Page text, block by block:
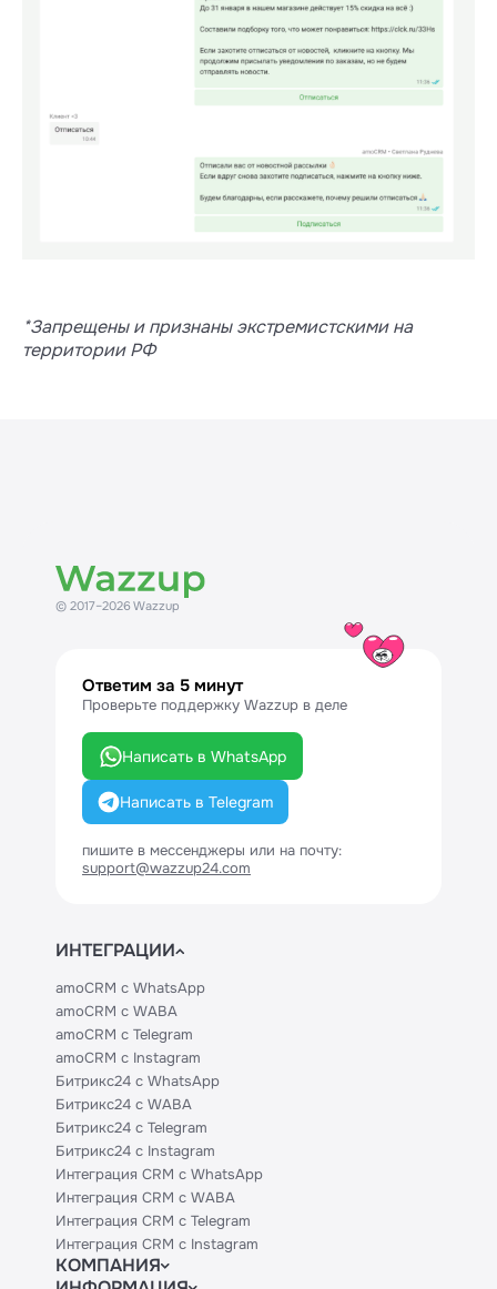
*Запрещены и признаны экстремистскими на
территории РФ
© 2017–2026 Wazzup
Ответим за 5 минут
Проверьте поддержку Wazzup в деле
Написать в WhatsApp
Написать в Telegram
пишите в мессенджеры или на почту:
support@wazzup24.com
ИНТЕГРАЦИИ
amoCRM с WhatsApp
amoCRM с WABA
amoCRM с Telegram
amoCRM с Instagram
Битрикс24 с WhatsApp
Битрикс24 с WABA
Битрикс24 с Telegram
Битрикс24 с Instagram
Интеграция CRM с WhatsApp
Интеграция CRM с WABA
Интеграция CRM с Telegram
Интеграция CRM с Instagram
КОМПАНИЯ